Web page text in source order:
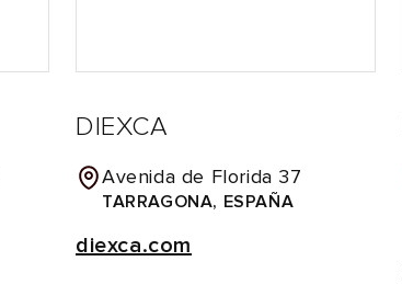
DIEXCA
Avenida de Florida 37
TARRAGONA, ESPAÑA
diexca.com